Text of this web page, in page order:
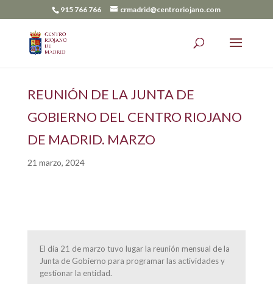
915 766 766 crmadrid@centroriojano.com
REUNIÓN DE LA JUNTA DE
GOBIERNO DEL CENTRO RIOJANO
DE MADRID. MARZO
21 marzo, 2024
El día 21 de marzo tuvo lugar la reunión mensual de la
Junta de Gobierno para programar las actividades y
gestionar la entidad.